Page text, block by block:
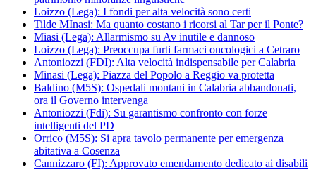
Loizzo (Lega): I fondi per alta velocità sono certi
Tilde MInasi: Ma quanto costano i ricorsi al Tar per il Ponte?
Miasi (Lega): Allarmismo su Av inutile e dannoso
Loizzo (Lega): Preoccupa furti farmaci oncologici a Cetraro
Antoniozzi (FDI): Alta velocità indispensabile per Calabria
Minasi (Lega): Piazza del Popolo a Reggio va protetta
Baldino (M5S): Ospedali montani in Calabria abbandonati,
ora il Governo intervenga
Antoniozzi (Fdi): Su garantismo confronto con forze
intelligenti del PD
Orrico (M5S): Si apra tavolo permanente per emergenza
abitativa a Cosenza
Cannizzaro (FI): Approvato emendamento dedicato ai disabili